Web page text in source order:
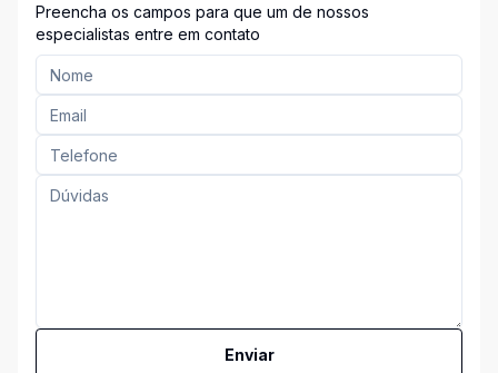
Preencha os campos para que um de nossos
especialistas entre em contato
Enviar